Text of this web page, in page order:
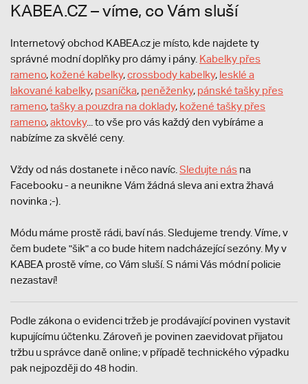
KABEA.CZ – víme, co Vám sluší
Internetový obchod KABEA.cz je místo, kde najdete ty
správné modní doplňky pro dámy i pány. Kabelky přes
rameno, kožené kabelky,crossbody kabelky, lesklé a
lakované kabelky, psaníčka, peněženky, pánské tašky přes
rameno,tašky a pouzdra na doklady, kožené tašky přes
rameno,aktovky... to vše pro vás každý den vybíráme a
nabízíme za skvělé ceny.
Vždy od nás dostanete i něco navíc. Sledujte nás na
Facebooku - a neunikne Vám žádná sleva ani extra žhavá
novinka ;-).
Módu máme prostě rádi, baví nás. Sledujeme trendy. Víme, v
čem budete "šik" a co bude hitem nadcházející sezóny. My v
KABEA prostě víme, co Vám sluší. S námi Vás módní policie
nezastaví!
Podle zákona o evidenci tržeb je prodávající povinen vystavit
kupujícímu účtenku. Zároveň je povinen zaevidovat přijatou
tržbu u správce daně online; v případě technického výpadku
pak nejpozději do 48 hodin.